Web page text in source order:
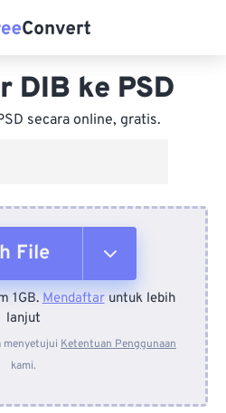
DIB ke PSD
secara online, gratis.
File
Perangkat
Dropbox
1GB.Mendaftaruntuk lebih
lanjut
menyetujui Ketentuan Penggunaan
kami.